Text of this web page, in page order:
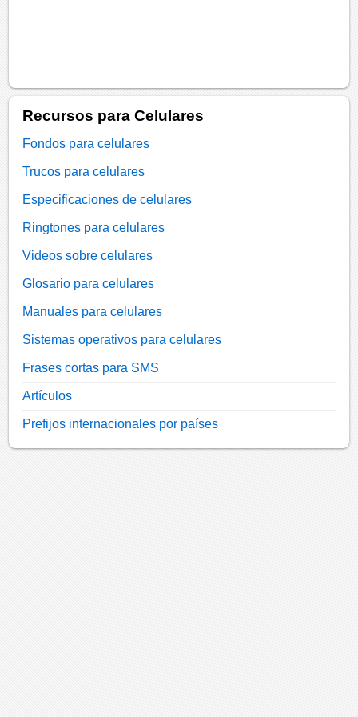
Recursos para Celulares
Fondos para celulares
Trucos para celulares
Especificaciones de celulares
Ringtones para celulares
Videos sobre celulares
Glosario para celulares
Manuales para celulares
Sistemas operativos para celulares
Frases cortas para SMS
Artículos
Prefijos internacionales por países